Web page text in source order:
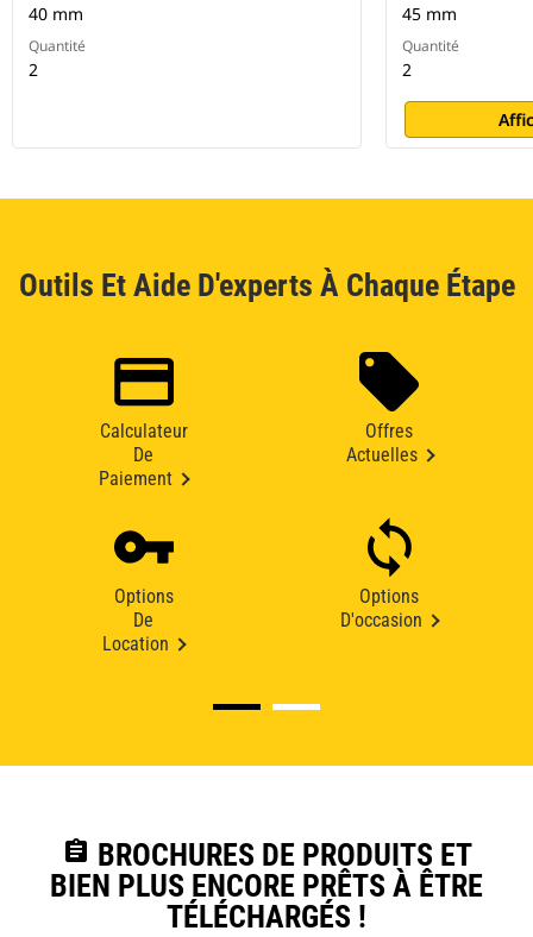
40 mm
Quantité
2
45 mm
Quantité
2
Outils Et Aide D'experts À Chaque Étape
Calculateur
De
Paiement
Offres
Actuelles
Options
De
Location
Options
D'occasion
assignment BROCHURES DE PRODUITS ET
BIEN PLUS ENCORE PRÊTS À ÊTRE
TÉLÉCHARGÉS !